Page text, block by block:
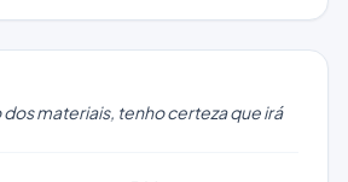
materiais, tenho certeza que irá